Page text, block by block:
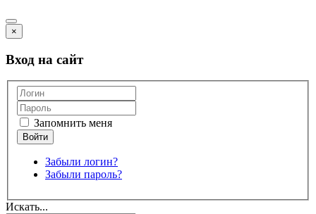
×
Вход на сайт
Запомнить меня
Забыли логин?
Забыли пароль?
Искать...